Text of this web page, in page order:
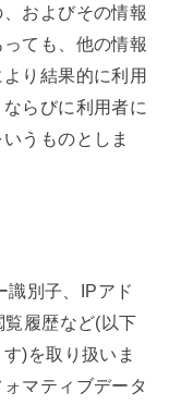
およびその情報
ても、他の情報
り結果的に利用
らびに利用者に
うものとしま
識別子、IPアド
履歴など(以下
)を取り扱いま
マティブデータ